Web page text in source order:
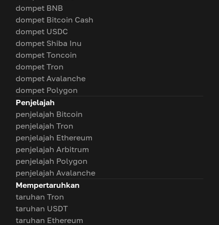
dompet BNB
dompet Bitcoin Cash
dompet USDC
dompet Shiba Inu
dompet Toncoin
dompet Tron
dompet Avalanche
dompet Polygon
Penjelajah
penjelajah Bitcoin
penjelajah Tron
penjelajah Ethereum
penjelajah Arbitrum
penjelajah Polygon
penjelajah Avalanche
Mempertaruhkan
taruhan Tron
taruhan USDT
taruhan Ethereum